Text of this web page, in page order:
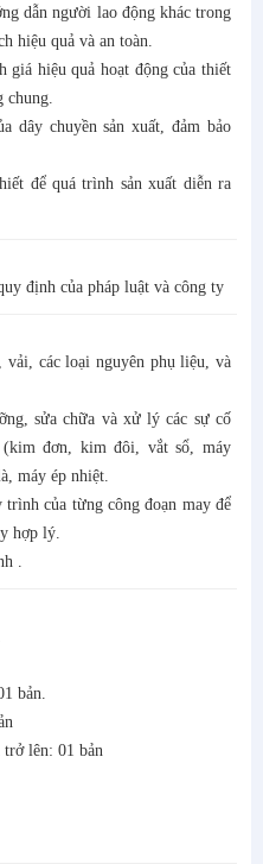
dẫn người lao động khác trong
hiệu quả và an toàn.
giá hiệu quả hoạt động của thiết
chung.
dây chuyền sản xuất, đảm bảo
để quá trình sản xuất diễn ra
định của pháp luật và công ty
các loại nguyên phụ liệu, và
sửa chữa và xử lý các sự cố
(kim đơn, kim đôi, vắt sổ, máy
máy ép nhiệt.
của từng công đoạn may để
hợp lý.
.
bản.
trở lên: 01 bản